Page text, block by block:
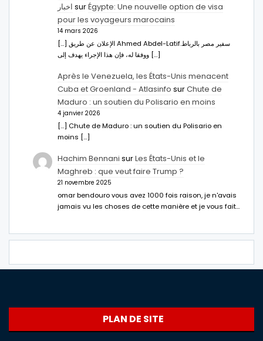
اخبار surÉgypte: Une nouvelle option de visa
pour les voyageurs marocains
14 mars 2026
[…] الإعلان عن طريق Ahmed Abdel-Latifسفير مصر بالرباط.
ووفقا له، فإن هذا الإجراء يهدف إلى […]
Après le Venezuela, les États-Unis menacent
Cuba et Groenland - Atlasinfo surChute de
Maduro : un soutien du Polisario en moins
4 janvier 2026
[…] Chute de Maduro : un soutien du Polisario en
moins […]
Hachim Bennani surLes États-Unis et le
Maghreb : que veut faire Trump ?
21 novembre 2025
omar bendouro vous avez 1000 fois raison, je n'avais
jamais vu les choses de cette manière et je vous fait…
PLAN DE SITE